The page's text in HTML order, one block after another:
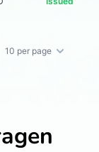
10 per page